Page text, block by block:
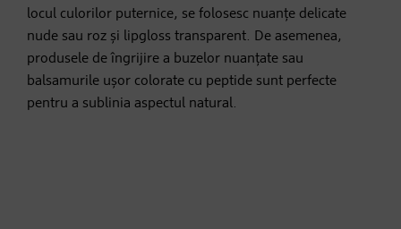
locul culorilor puternice, se folosesc nuanțe delicate
nude sau roz și lipgloss transparent. De asemenea,
produsele de îngrijire a buzelor nuanțate sau
balsamurile ușor colorate cu peptide sunt perfecte
pentru a sublinia aspectul natural.